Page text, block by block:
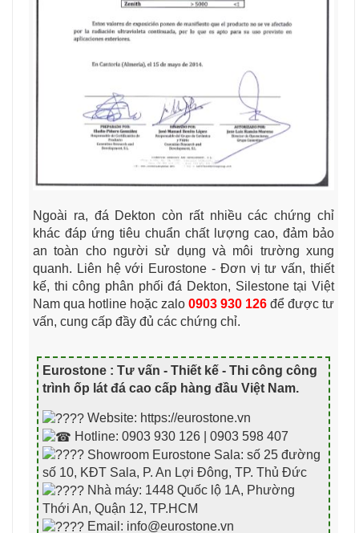
Ngoài ra, đá Dekton còn rất nhiều các chứng chỉ
khác đáp ứng tiêu chuẩn chất lượng cao, đảm bảo
an toàn cho người sử dụng và môi trường xung
quanh. Liên hệ với Eurostone - Đơn vị tư vấn, thiết
kế, thi công phân phối đá Dekton, Silestone tại Việt
Nam qua hotline hoặc zalo 0903 930 126 để được tư
vấn, cung cấp đầy đủ các chứng chỉ.
Eurostone : Tư vấn - Thiết kế - Thi công công
trình ốp lát đá cao cấp hàng đầu Việt Nam.
Website: https://eurostone.vn
Hotline: 0903 930 126 | 0903 598 407
Showroom Eurostone Sala: số 25 đường
số 10, KĐT Sala, P. An Lợi Đông, TP. Thủ Đức
Nhà máy: 1448 Quốc lộ 1A, Phường
Thới An, Quận 12, TP.HCM
Email: info@eurostone.vn